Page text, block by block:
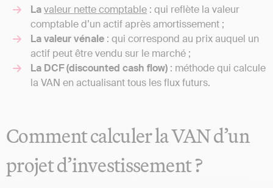
Lavaleur nette comptable : qui reflète la valeur
comptable d’un actif après amortissement ;
La valeur vénale : qui correspond au prix auquel un
actif peut être vendu sur le marché ;
La DCF (discounted cash flow) : méthode qui calcule
la VAN en actualisant tous les flux futurs.
Comment calculer la VAN d’un
projet d’investissement ?